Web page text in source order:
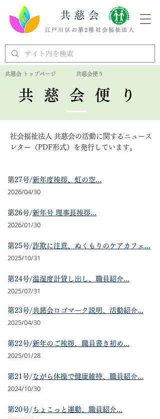
江戸川区の第2種社会福祉法人
共慈会 トップページ 共慈会便り
共慈会便り
社会福祉法人 共慈会の活動に関するニュース
レター（PDF形式）を発行しています。
第27号/新年度挨拶、虹の空...
2026/04/30
第26号/新年号 理事長挨拶...
2026/01/30
第25号/詐欺に注意、ぬくもりのケアカフェ...
2025/10/31
第24号/温湿度計貸し出し、職員紹介...
2025/07/31
第23号/共慈会ロゴマーク説明、活動紹介...
2025/04/30
第22号/新年のご挨拶、職員書き初め...
2025/01/28
第21号/ながら体操で健康維持、職員紹介...
2024/10/30
第20号/ちょこっと運動、職員紹介...